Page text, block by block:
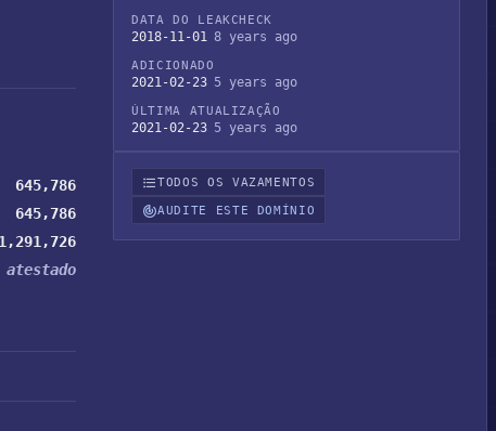
645,786
645,786
1,291,726
atestado
DATA DO LEAKCHECK
2018-11-01 8 years ago
ADICIONADO
2021-02-23 5 years ago
ÚLTIMA ATUALIZAÇÃO
2021-02-23 5 years ago
TODOS OS VAZAMENTOS
AUDITE ESTE DOMÍNIO